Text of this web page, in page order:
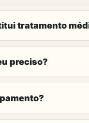
tratamento
preciso?